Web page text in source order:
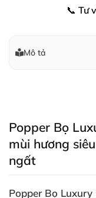
📞 Tư
Mô tả
Popper Bọ
mùi hương
ngất
Popper Bọ Luxury